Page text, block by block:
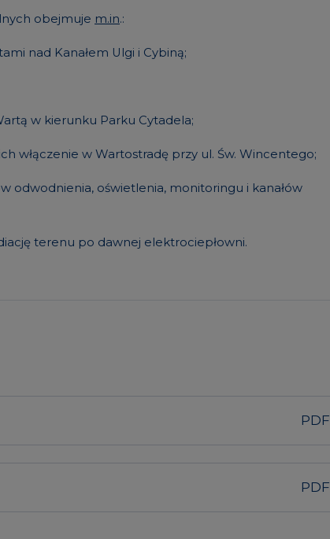
obejmuje m.in.:
nad Kanałem Ulgi i Cybiną;
w kierunku Parku Cytadela;
włączenie w Wartostradę przy ul. Św. Wincentego;
odwodnienia, oświetlenia, monitoringu i kanałów
terenu po dawnej elektrociepłowni.
PDF
PDF